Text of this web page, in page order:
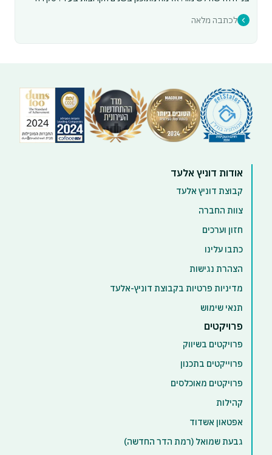
לכתבה מלאה
אודות דוניץ אלעד
קבוצת דוניץ אלעד
צוות החברה
חזון וערכים
כתבו עלינו
הצהרת נגישות
מדיניות פרטיות בקבוצת דוניץ-אלעד
תנאי שימוש
פרויקטים
פרויקטים בשיווק
פרוייקטים בתכנון
פרויקטים מאוכלסים
קהילות
אפטאון אשדוד
גבעת שמואל (רמת הדר החדשה)